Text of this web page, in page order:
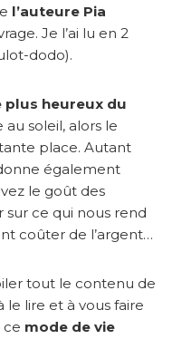
l’auteure Pia
Je l’ai lu en 2
dodo).
plus heureux du
au soleil, alors le
place. Autant
également
le goût des
sur ce qui nous rend
coûter de l’argent…
tout le contenu de
le lire et à vous faire
ce mode de vie